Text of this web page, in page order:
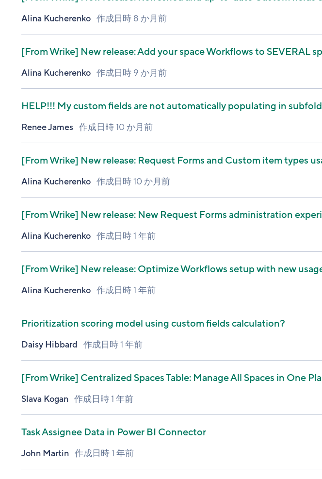
Alina Kucherenko 作成日時 8 か月前
[From Wrike] New release: Add your space Workflows to SEVERAL
Alina Kucherenko 作成日時 9 か月前
HELP!!! My custom fields are not automatically populating in
Renee James 作成日時10 か月前
[From Wrike] New release: Request Forms and Custom item types
Alina Kucherenko 作成日時10 か月前
[From Wrike] New release: New Request Forms administration
Alina Kucherenko 作成日時1 年前
[From Wrike] New release: Optimize Workflows setup with new
Alina Kucherenko 作成日時1 年前
Prioritization scoring model using custom fields calculation?
Daisy Hibbard 作成日時1 年前
[From Wrike] Centralized Spaces Table: Manage All Spaces in One
Slava Kogan 作成日時1 年前
Task Assignee Data in Power BI Connector
John Martin 作成日時1 年前